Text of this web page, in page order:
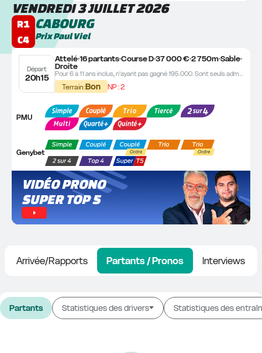
VENDREDI 3 JUILLET 2026
R1
C4
CABOURG
Prix Paul Viel
Départ
20h15
Attelé16 partantsCourse D37 000 € 2 750mSable
Droite
Pour 6 à 11 ans inclus, n'ayant pas gagné 195.000. Sont seuls admis à participer à cette épreuve les chevaux n'ayant pas, dans les 12 mois précédant la course, été classés, au trot attelé, 1er, 2ème ou 3ème d'une épreuve de Groupe I.
Terrain :Bon NP : 2
PMU
Genybet
VIDÉO PRONO
SUPER TOP 5
Arrivée/Rapports Partants / Pronos Interviews
Partants Statistiques des drivers Statistiques des